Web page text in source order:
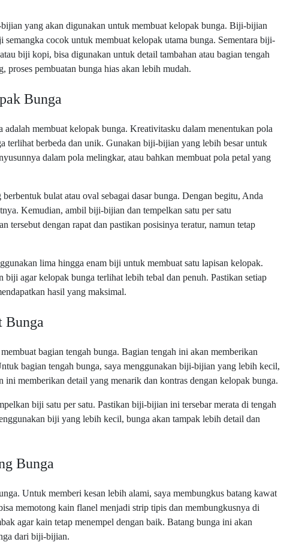
yang akan digunakan untuk membuat kelopak bunga. Biji-bijian
cocok untuk membuat kelopak utama bunga. Sementara biji-
biji kopi, bisa digunakan untuk detail tambahan atau bagian tengah
pembuatan bunga hias akan lebih mudah.
Bunga
membuat kelopak bunga. Kreativitasku dalam menentukan pola
terlihat berbeda dan unik. Gunakan biji-bijian yang lebih besar untuk
dalam pola melingkar, atau bahkan membuat pola petal yang
bulat atau oval sebagai dasar bunga. Dengan begitu, Anda
Kemudian, ambil biji-bijian dan tempelkan satu per satu
tersebut dengan rapat dan pastikan posisinya teratur, namun tetap
lima hingga enam biji untuk membuat satu lapisan kelopak.
biji agar kelopak bunga terlihat lebih tebal dan penuh. Pastikan setiap
hasil yang maksimal.
Bunga
bagian tengah bunga. Bagian tengah ini akan memberikan
bagian tengah bunga, saya menggunakan biji-bijian yang lebih kecil,
memberikan detail yang menarik dan kontras dengan kelopak bunga.
biji satu per satu. Pastikan biji-bijian ini tersebar merata di tengah
biji yang lebih kecil, bunga akan tampak lebih detail dan
Bunga
Untuk memberi kesan lebih alami, saya membungkus batang kawat
memotong kain flanel menjadi strip tipis dan membungkusnya di
agar kain tetap menempel dengan baik. Batang bunga ini akan
dari biji-bijian.